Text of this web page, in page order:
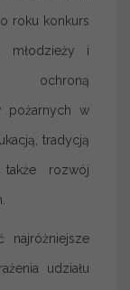
roku konkurs
młodzieży i
ochroną
pożarnych w
tradycją
rozwój
najróżniejsze
udziału